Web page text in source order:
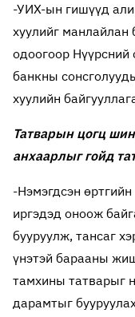
-УИХ-ын гишүүд
хуулийг манлайлан
одоогоор Нүүрсний
банкны
хуулийн
Татварын цогц
анхаарлыг гойд
-Нэмэгдсэн
иргэдэд оноож
бууруулж, тансаг
үнэтэй барааны
тамхины татварыг
дарамтыг